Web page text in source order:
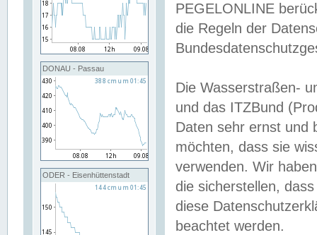
DONAU - Passau
ODER - Eisenhüttenstadt
PEGELONLINE
die Regeln der
Die Wasserstraßen-
und das ITZBund
Daten sehr ernst und
möchten, dass sie
verwenden. Wir
die sicherstellen,
diese
beachtet werden.